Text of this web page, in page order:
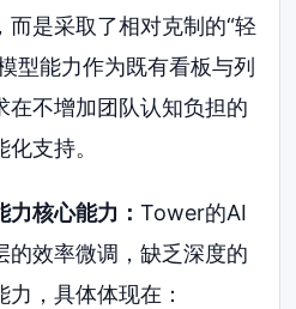
是采取了相对克制的“轻
型能力作为既有看板与列
在不增加团队认知负担的
支持。
力核心能力：Tower的AI
的效率微调，缺乏深度的
，具体体现在：